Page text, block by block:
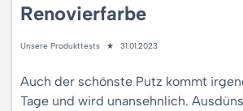
Renovierfarbe
Unsere Produkttests 31.01.2023
Auch der schönste Putz kommt
Tage und wird unansehnlich.